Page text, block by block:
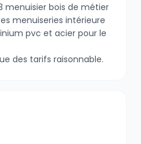
menuisier bois de métier
menuiseries intérieure
pvc et acier pour le
des tarifs raisonnable.